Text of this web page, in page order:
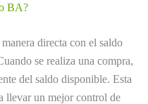
BA?
directa con el saldo
se realiza una compra,
del saldo disponible. Esta
llevar un mejor control de